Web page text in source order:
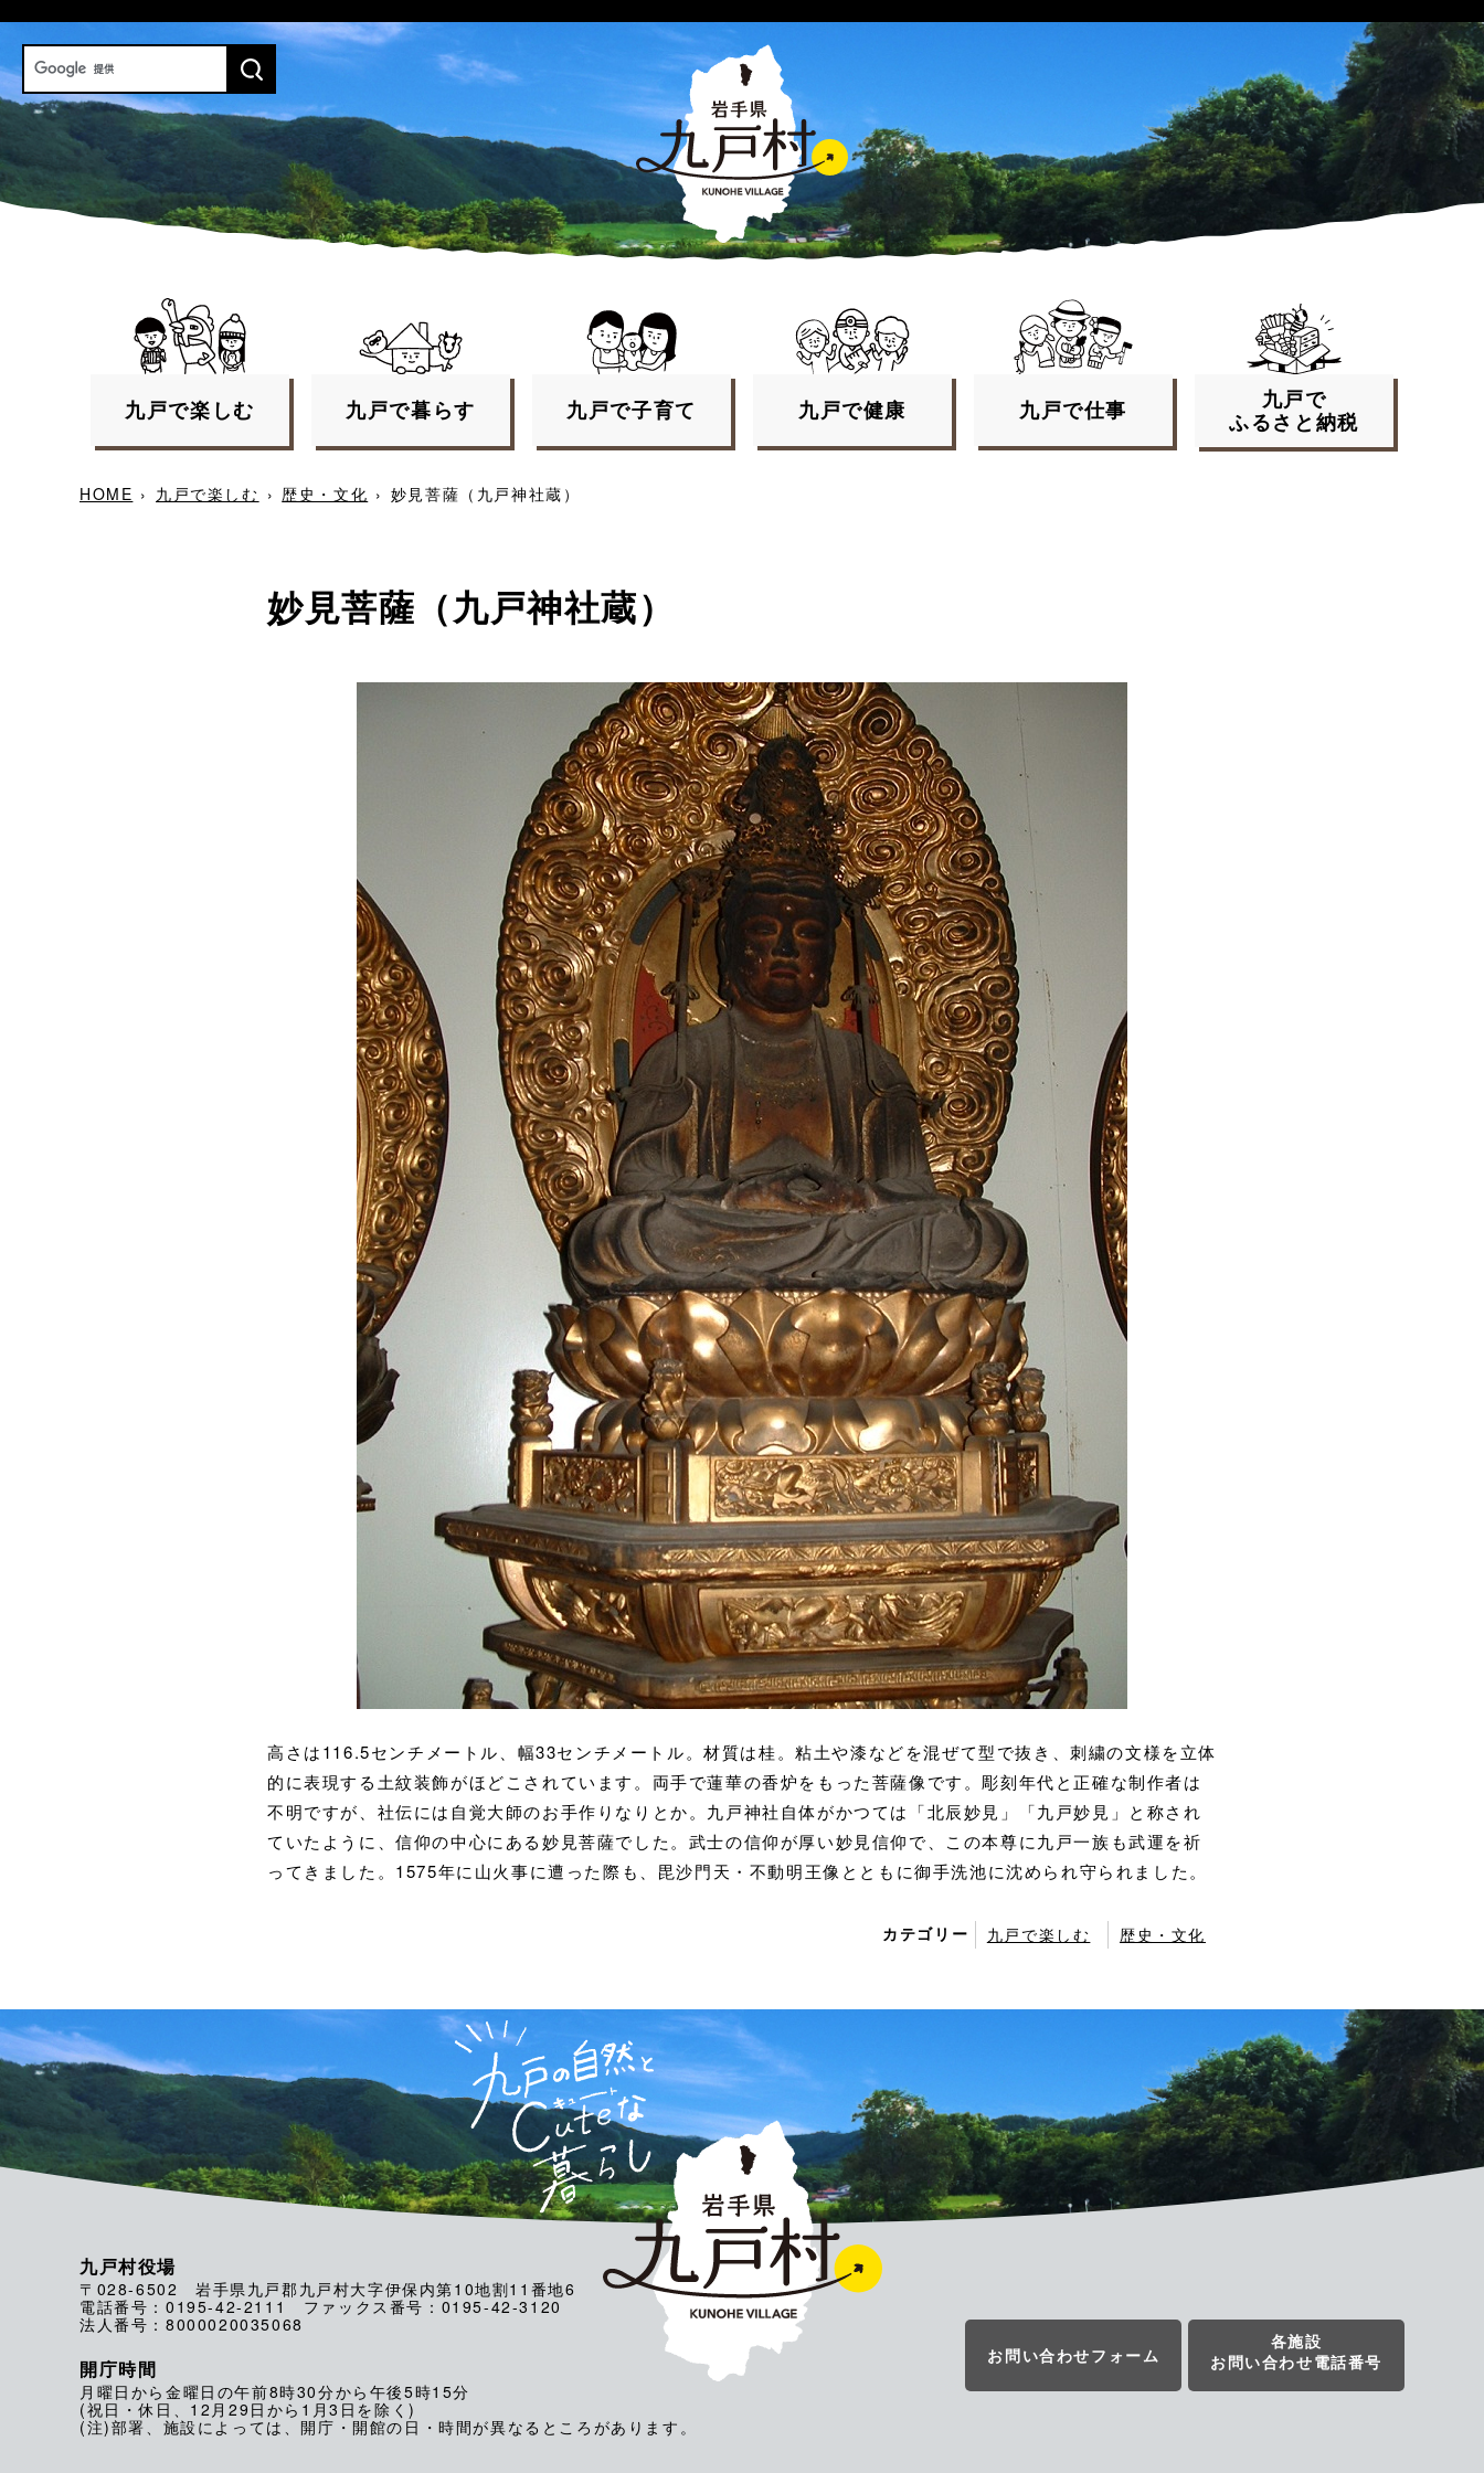
九戸で楽しむ 九戸で暮らす 九戸で子育て 九戸で健康 九戸で仕事
九戸で
ふるさと納税
HOME › 九戸で楽しむ › 歴史・文化 › 妙見菩薩（九戸神社蔵）
妙見菩薩（九戸神社蔵）
高さは116.5センチメートル、幅33センチメートル。材質は桂。粘土や漆などを混ぜて型で抜き、刺繍の文様を立体
的に表現する土紋装飾がほどこされています。両手で蓮華の香炉をもった菩薩像です。彫刻年代と正確な制作者は
不明ですが、社伝には自覚大師のお手作りなりとか。九戸神社自体がかつては「北辰妙見」「九戸妙見」と称され
ていたように、信仰の中心にある妙見菩薩でした。武士の信仰が厚い妙見信仰で、この本尊に九戸一族も武運を祈
ってきました。1575年に山火事に遭った際も、毘沙門天・不動明王像とともに御手洗池に沈められ守られました。
カテゴリー 九戸で楽しむ 歴史・文化
九戸村役場
〒028-6502 岩手県九戸郡九戸村大字伊保内第10地割11番地6
電話番号：0195-42-2111 ファックス番号：0195-42-3120
法人番号：8000020035068
開庁時間
月曜日から金曜日の午前8時30分から午後5時15分
(祝日・休日、12月29日から1月3日を除く)
(注)部署、施設によっては、開庁・開館の日・時間が異なるところがあります。
お問い合わせフォーム
各施設
お問い合わせ電話番号